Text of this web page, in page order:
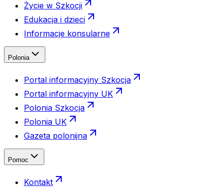
Życie w Szkocji
Edukacja i dzieci
Informacje konsularne
Polonia
Portal informacyjny Szkocja
Portal informacyjny UK
Polonia Szkocja
Polonia UK
Gazeta polonijna
Pomoc
Kontakt